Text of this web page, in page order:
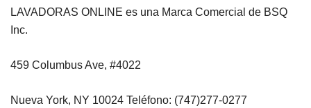
LAVADORAS ONLINE es una Marca Comercial de BSQ
Inc.
459 Columbus Ave, #4022
Nueva York, NY 10024 Teléfono: (747)277-0277